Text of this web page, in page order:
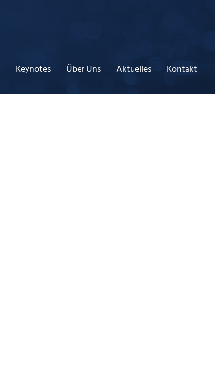
Keynotes Über Uns Aktuelles Kontakt